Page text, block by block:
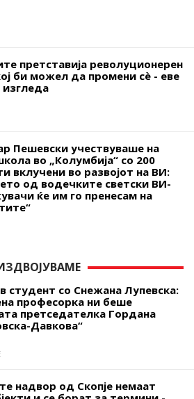
претставија револуционерен
би можел да промени сѐ - еве
изгледа
Пешевски учествуваше на
во „Колумбија“ со 200
вклучени во развојот на ВИ:
од водечките светски ВИ-
ќе им го пренесам на
студент со Снежана Лупевска:
професорка ни беше
претседателка Гордана
Давкова“
надвор од Скопје немаат